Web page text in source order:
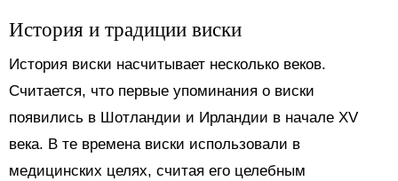
История и традиции виски
История виски насчитывает несколько веков.
Считается, что первые упоминания о виски
появились в Шотландии и Ирландии в начале XV
века. В те времена виски использовали в
медицинских целях, считая его целебным